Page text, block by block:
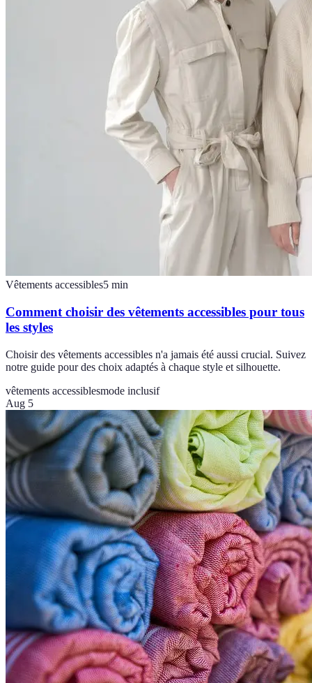
Vêtements accessibles5 min
Comment choisir des vêtements accessibles pour tous
les styles
Choisir des vêtements accessibles n'a jamais été aussi crucial. Suivez
notre guide pour des choix adaptés à chaque style et silhouette.
vêtements accessiblesmode inclusif
Aug 5